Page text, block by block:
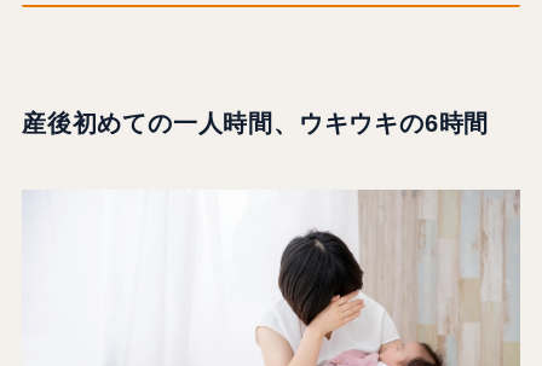
産後初めての一人時間、ウキウキの6時間